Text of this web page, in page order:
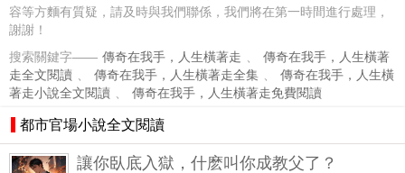
容等方麵有質疑，請及時與我們聯係，我們將在第一時間進行處理，
謝謝！
搜索關鍵字—— 傳奇在我手，人生橫著走 、
傳奇在我手，人生橫著
走全文閱讀 、 傳奇在我手，人生橫著走全集 、
傳奇在我手，人生橫
著走小說全文閱讀 、 傳奇在我手，人生橫著走免費閱讀
都市官場小說全文閱讀
讓你臥底入獄，什麽叫你成教父了？